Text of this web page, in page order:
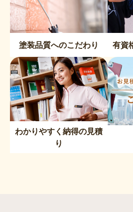
塗装品質へのこだわり 有資
わかりやすく納得の見積
り